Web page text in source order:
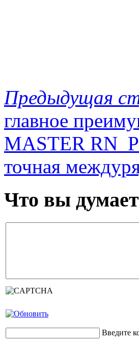
Предыдущая
главное
MASTER
точная
Что вы
Введите